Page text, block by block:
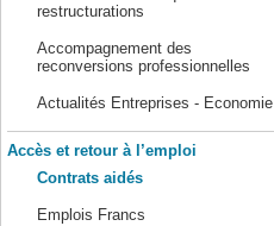
restructurations
Accompagnement des
reconversions professionnelles
Actualités Entreprises - Economie
Accès et retour à l’emploi
Contrats aidés
Emplois Francs